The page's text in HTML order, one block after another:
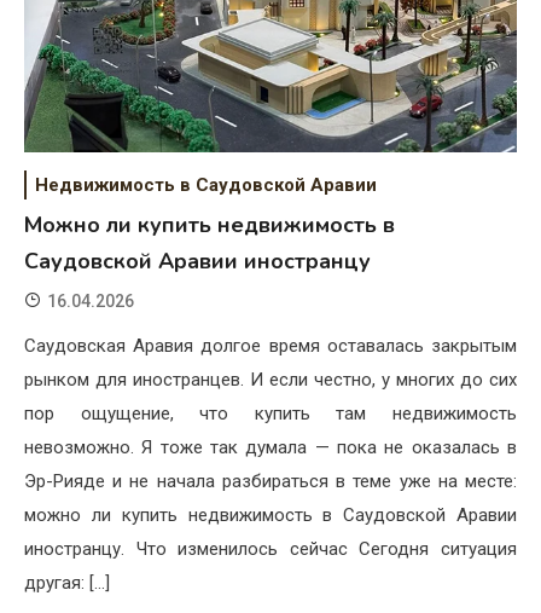
Недвижимость в Саудовской Аравии
Можно ли купить недвижимость в
Саудовской Аравии иностранцу
16.04.2026
Саудовская Аравия долгое время оставалась закрытым
рынком для иностранцев. И если честно, у многих до сих
пор ощущение, что купить там недвижимость
невозможно. Я тоже так думала — пока не оказалась в
Эр-Рияде и не начала разбираться в теме уже на месте:
можно ли купить недвижимость в Саудовской Аравии
иностранцу. Что изменилось сейчас Сегодня ситуация
другая: […]